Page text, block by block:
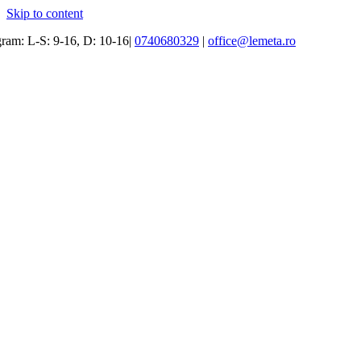
Skip to content
L-S: 9-16, D: 10-16| 0740680329 | office@lemeta.ro